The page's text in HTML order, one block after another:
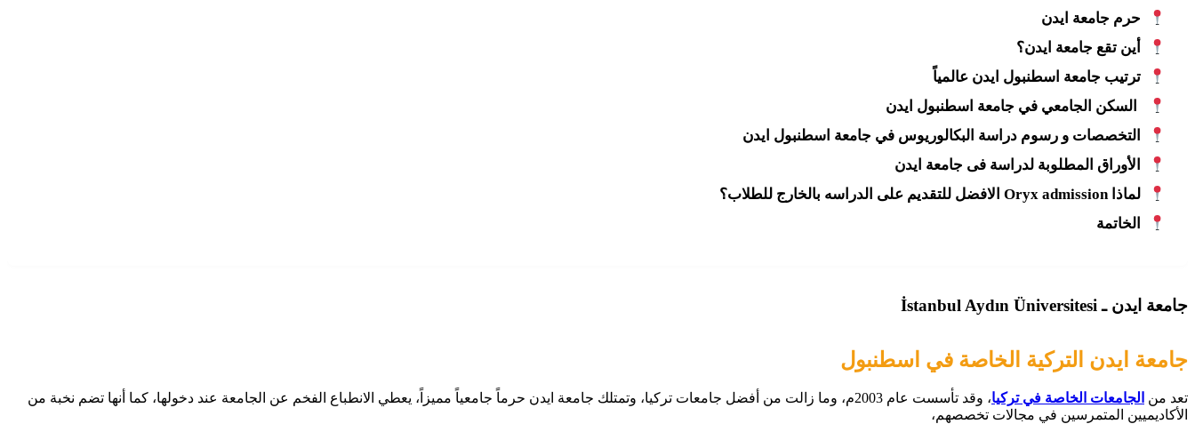
حرم جامعة ايدن
أين تقع جامعة ايدن؟
ترتيب جامعة اسطنبول ايدن عالمياً
السكن الجامعي في جامعة اسطنبول ايدن
التخصصات و رسوم دراسة البكالوريوس في جامعة اسطنبول ايدن
الأوراق المطلوبة لدراسة فى جامعة ايدن
لماذا Oryx admission الافضل للتقديم على الدراسه بالخارج للطلاب؟
الخاتمة
جامعة ايدن ـ İstanbul Aydın Üniversitesi
جامعة ايدن التركية الخاصة في اسطنبول
تعد من الجامعات الخاصة في تركيا
، وقد تأسست عام 2003م، وما زالت من أفضل جامعات تركيا، وتمتلك جامعة ايدن حرماً جامعياً مميزاً، يعطي الانطباع الفخم عن الجامعة عند دخولها، كما أنها تضم نخبة من
الأكاديميين المتمرسين في مجالات تخصصهم،